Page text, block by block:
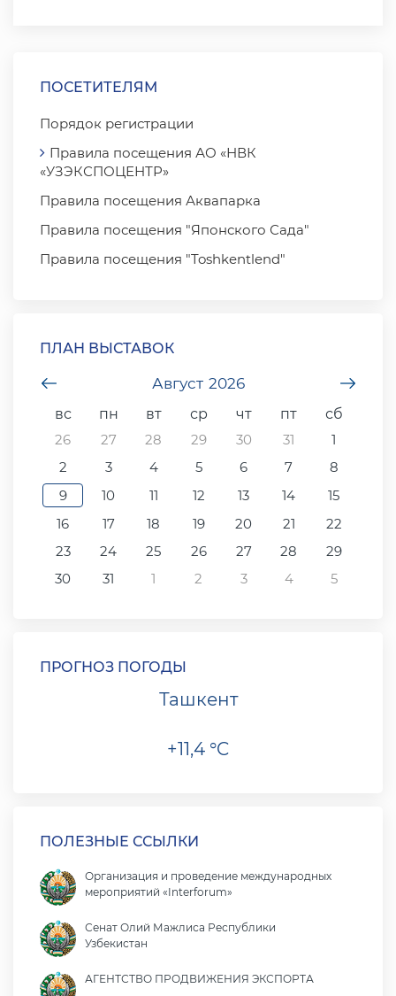
ПОСЕТИТЕЛЯМ
Порядок регистрации
Правила посещения АО «НВК
«УЗЭКСПОЦЕНТР»
Правила посещения Аквапарка
Правила посещения "Японского Сада"
Правила посещения "Toshkentlend"
ПЛАН ВЫСТАВОК
Август 2026
вс
пн вт ср чт пт
сб
26
27 28 29 30 31
1
2
3 4 5 6 7
8
9
10 11 12 13 14
15
16
17 18 19 20 21
22
23
24 25 26 27 28
29
30
31 1 2 3 4 5
ПРОГНОЗ ПОГОДЫ
Ташкент
+11,4 °C
ПОЛЕЗНЫЕ ССЫЛКИ
Организация и проведение международных
мероприятий «Interforum»
Сенат Олий Мажлиса Республики
Узбекистан
АГЕНТСТВО ПРОДВИЖЕНИЯ ЭКСПОРТА